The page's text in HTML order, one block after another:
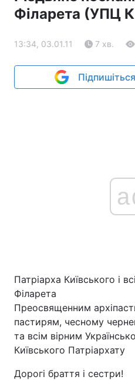
Філарета (УПЦ
13:34, 03.01.11 7 хв.
Патріарха Київського і
Філарета
Преосвященним
пастирям, чесному
та всім вірним
Київського Патріархату
Дорогі браття і сестри!